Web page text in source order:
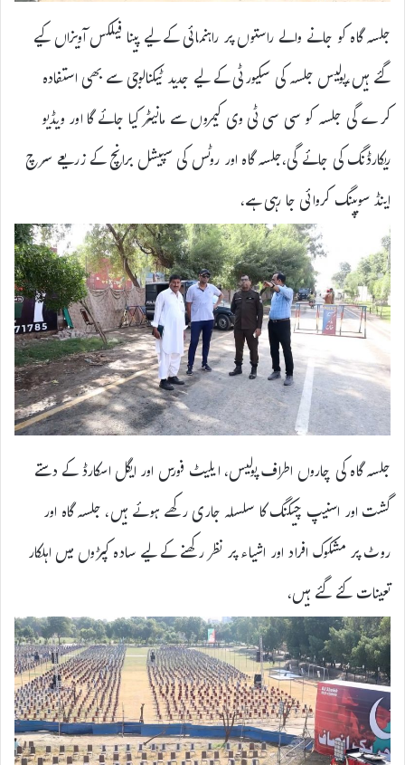
جلسہ گاہ کو جانے والے راستوں پر راہنمائی کے لیے پینا فیلکس آویزاں کیے
گئے ہیں،پولیس جلسہ کی سکیورٹی کے لیے جدید ٹیکنالوجی سے بھی استفادہ
کرے گی جلسہ کو سی سی ٹی وی کیمروں سے مانیٹر کیا جائے گا اور ویڈیو
ریکارڈنگ کی جائے گی،جلسہ گاہ اور روٹس کی سپیشل برانچ کے زریعے سرچ
اینڈ سویپنگ کروائی جا رہی ہے،
جلسہ گاہ کی چاروں اطراف پولیس، ایلیٹ فورس اور ایگل اسکارڈ کے دستے
گشت اور اسنیپ چیکنگ کا سلسلہ جاری رکھے ہوئے ہیں، جلسہ گاہ اور
روٹ پر مشکوک افراد اور اشیاء پر نظر رکھنے کے لیے سادہ کپڑوں میں اہلکار
تعینات کئے گئے ہیں،